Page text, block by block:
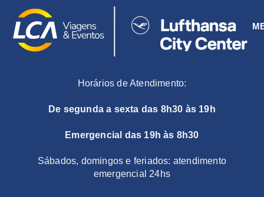
Horários de Atendimento:
De segunda a sexta das 8h30 às 19h
Emergencial das 19h às 8h30
Sábados, domingos e feriados: atendimento
emergencial 24hs